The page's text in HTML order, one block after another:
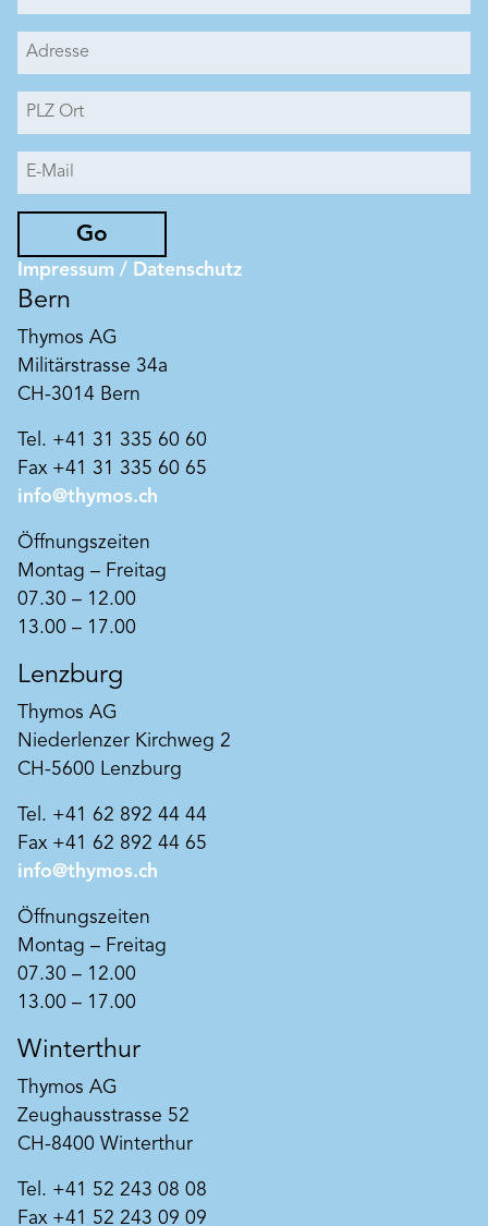
Go
Impressum / Datenschutz
Bern
Thymos AG
Militärstrasse 34a
CH-3014 Bern
Tel. +41 31 335 60 60
Fax +41 31 335 60 65
info@thymos.ch
Öffnungszeiten
Montag – Freitag
07.30 – 12.00
13.00 – 17.00
Lenzburg
Thymos AG
Niederlenzer Kirchweg 2
CH-5600 Lenzburg
Tel. +41 62 892 44 44
Fax +41 62 892 44 65
info@thymos.ch
Öffnungszeiten
Montag – Freitag
07.30 – 12.00
13.00 – 17.00
Winterthur
Thymos AG
Zeughausstrasse 52
CH-8400 Winterthur
Tel. +41 52 243 08 08
Fax +41 52 243 09 09